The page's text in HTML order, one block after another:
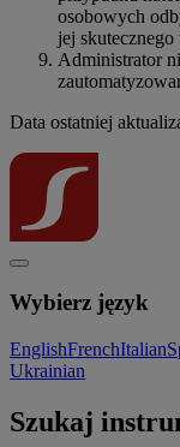
osobowych
jej
Administrator
Data ostatniej
Wybierz język
EnglishFrenchItalian
Ukrainian
Szukaj